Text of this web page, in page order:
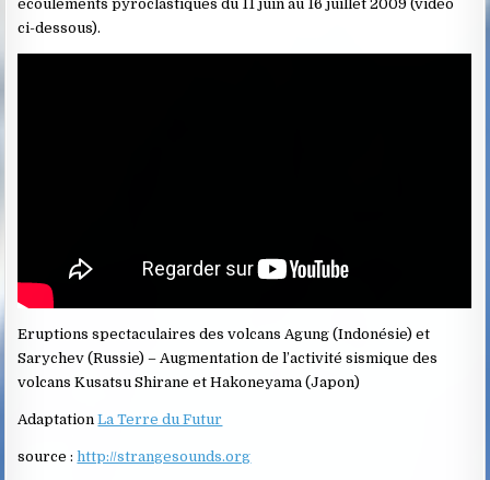
écoulements pyroclastiques du 11 juin au 16 juillet 2009 (vidéo
ci-dessous).
Eruptions spectaculaires des volcans Agung (Indonésie) et
Sarychev (Russie) – Augmentation de l’activité sismique des
volcans Kusatsu Shirane et Hakoneyama (Japon)
AdaptationLa Terre du Futur
source :http://strangesounds.org